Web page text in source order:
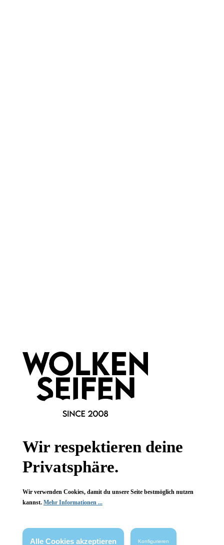
Gesetzliche Informationen
Wissenswertes
Vertrag widerrufen
* Alle Preise inkl. gesetzl. Mehrwertsteuer zzgl.Versandkosten
wenn nicht anders angegeben.
Wir respektieren deine
Privatsphäre.
Wir verwenden Cookies, damit du unsere Seite bestmöglich nutzen
kannst. Mehr Informationen ...
Alle Cookies akzeptieren Konfigurieren